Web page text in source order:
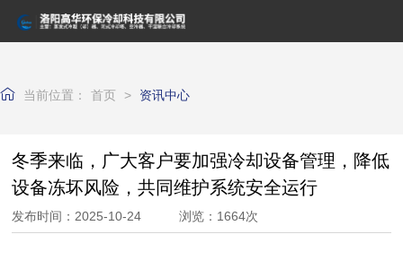
网站首页
资讯中心
当前位置： 首页 > 资讯中心
冬季来临，广大客户要加强冷却设备管理，降低
设备冻坏风险，共同维护系统安全运行
发布时间：2025-10-24 浏览：1664次